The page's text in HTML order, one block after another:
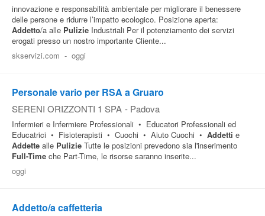
Pubblica
Offerte
Area
Aziende
innovazione e responsabilità ambientale per migliorare il benessere
delle persone e ridurre l’impatto ecologico. Posizione aperta:
Addetto/a alle Pulizie Industriali Per il potenziamento dei servizi
erogati presso un nostro importante Cliente...
skservizi.com - oggi
Personale vario per RSA a Gruaro
SERENI ORIZZONTI 1 SPA - Padova
Infermieri e Infermiere Professionali • Educatori Professionali ed
Educatrici • Fisioterapisti • Cuochi • Aiuto Cuochi • Addetti e
Addette alle Pulizie Tutte le posizioni prevedono sia l'inserimento
Full-Time che Part-Time, le risorse saranno inserite...
oggi
Addetto/a caffetteria